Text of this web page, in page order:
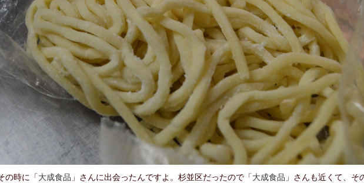
時に「大成食品 」さんに出会ったんですよ。杉並区だったので「大成食品 」さんも近くて、そ